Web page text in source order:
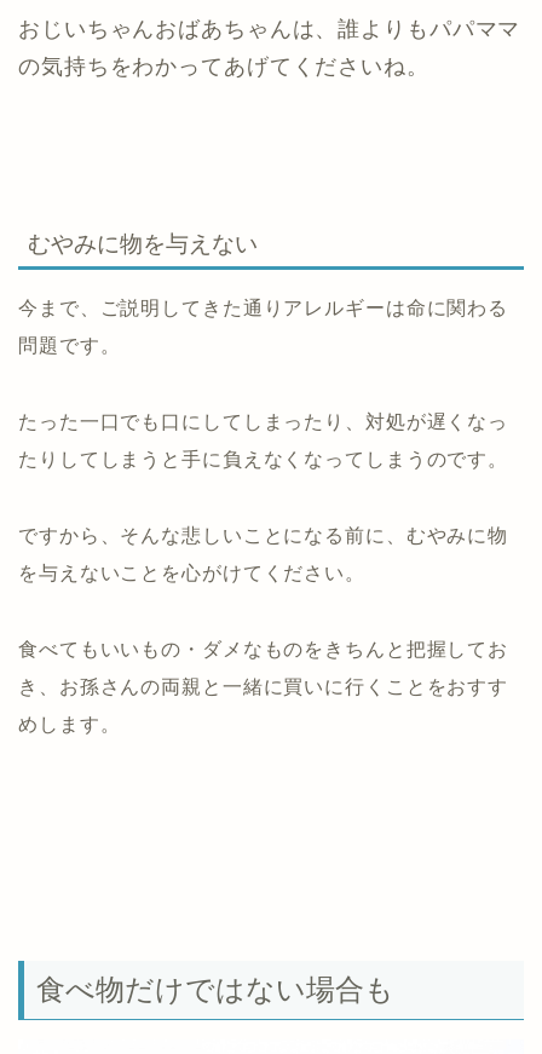
おじいちゃんおばあちゃんは、誰よりもパパママ
の気持ちをわかってあげてくださいね。
むやみに物を与えない
今まで、ご説明してきた通りアレルギーは命に関わる
問題です。
たった一口でも口にしてしまったり、対処が遅くなっ
たりしてしまうと手に負えなくなってしまうのです。
ですから、そんな悲しいことになる前に、むやみに物
を与えないことを心がけてください。
食べてもいいもの・ダメなものをきちんと把握してお
き、お孫さんの両親と一緒に買いに行くことをおすす
めします。
食べ物だけではない場合も